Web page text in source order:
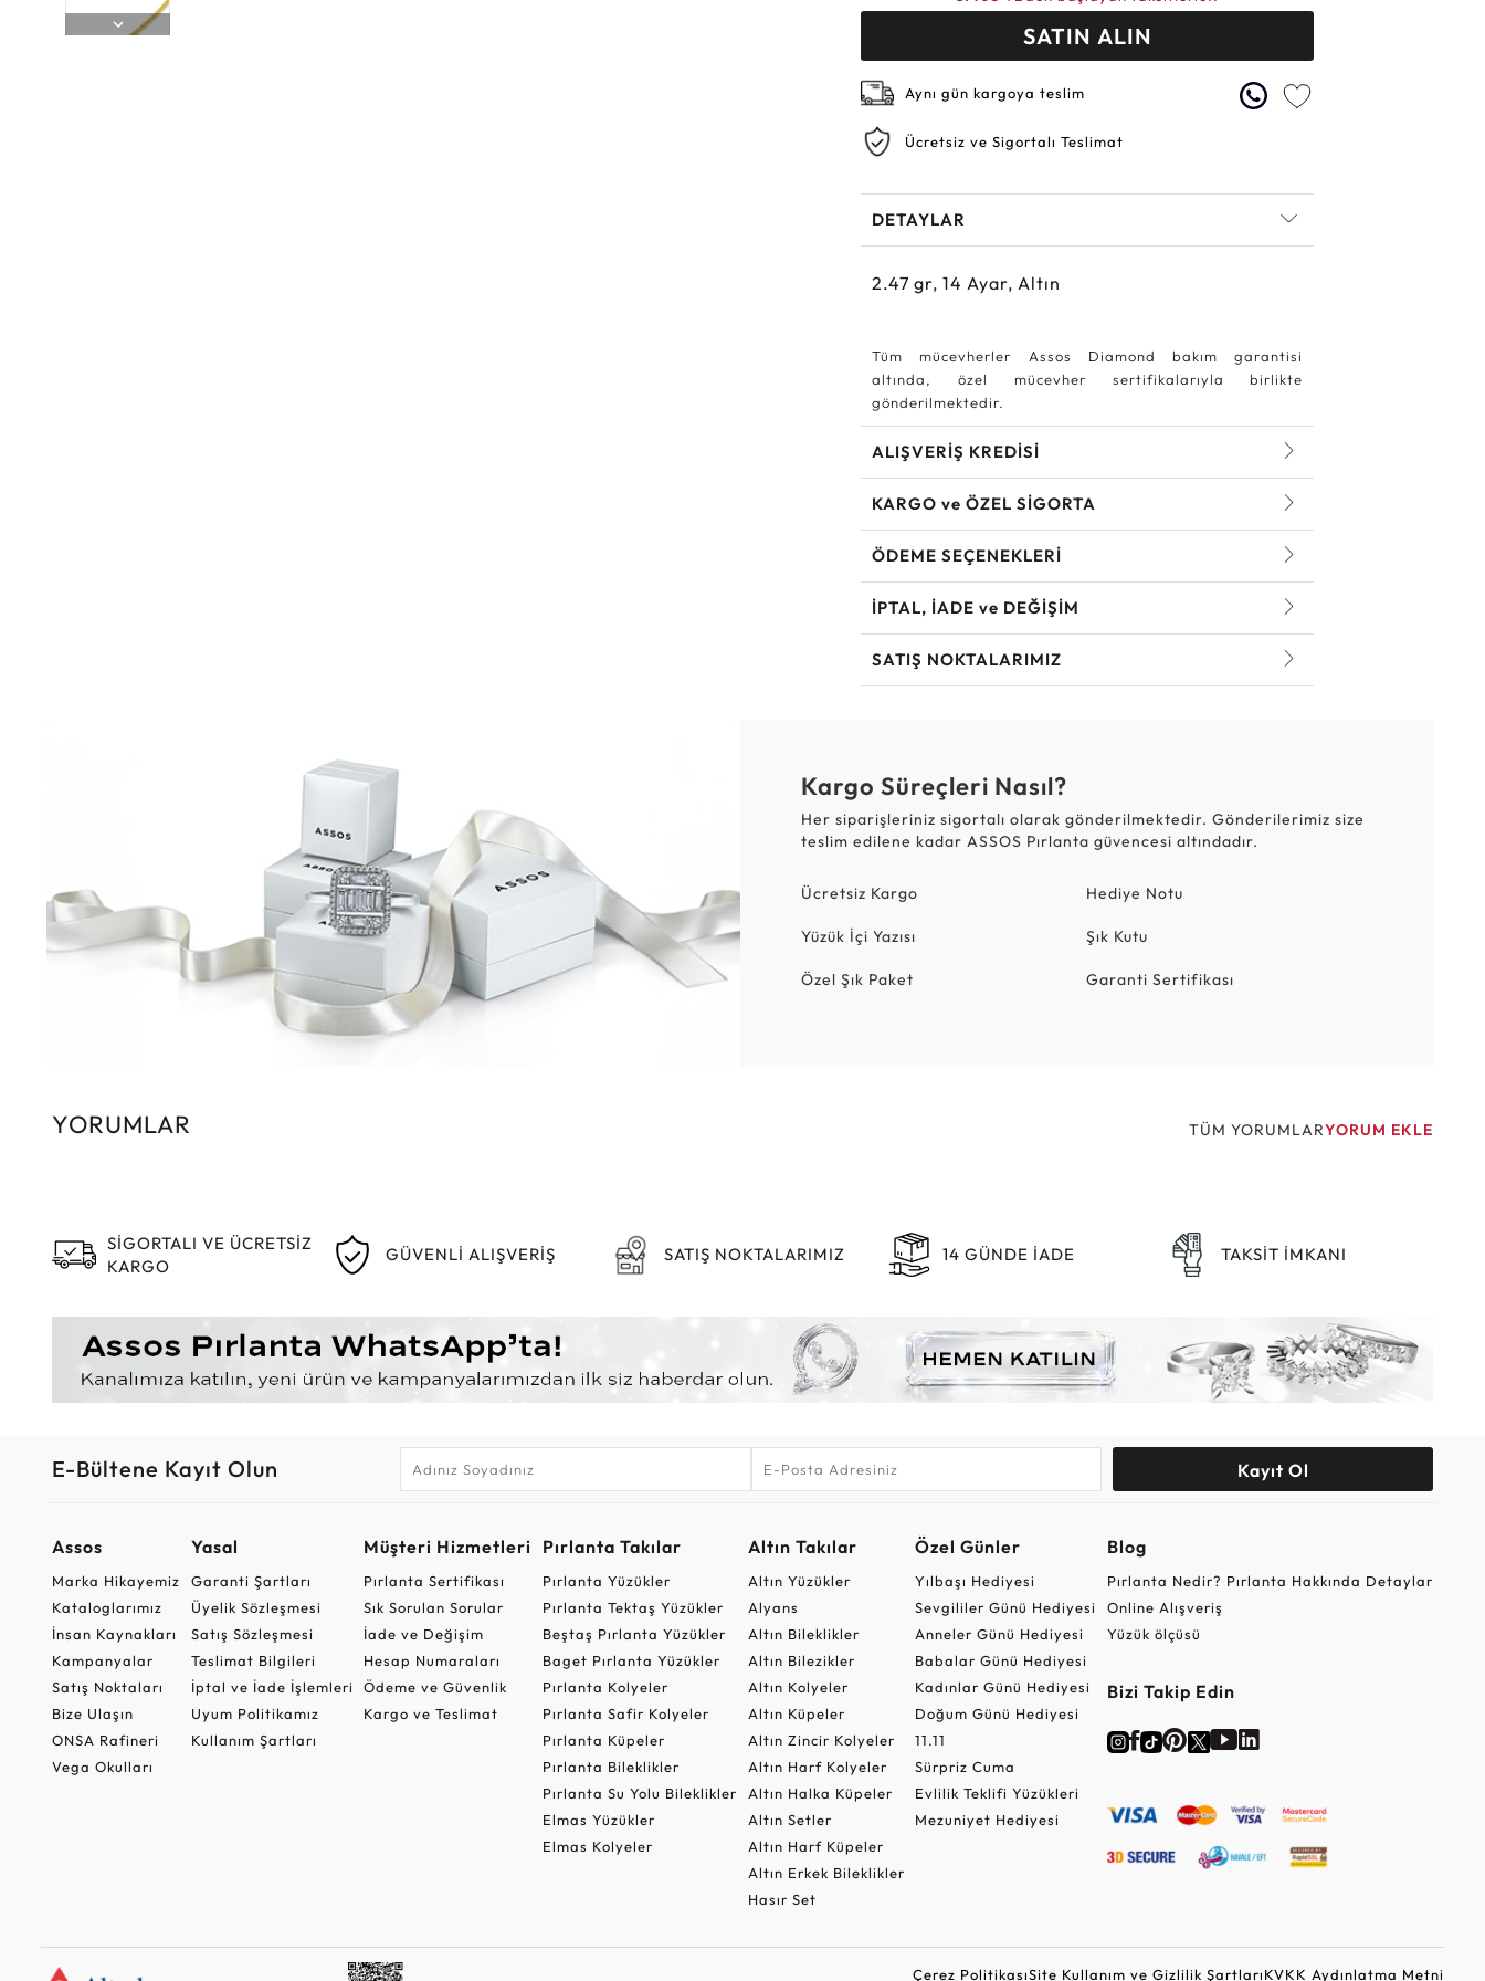
SATIN ALIN
Aynı gün kargoya teslim
Ücretsiz ve Sigortalı Teslimat
DETAYLAR
2.47gr,14Ayar, Altın
Tüm mücevherler Assos Diamond bakım garantisi
altında, özel mücevher sertifikalarıyla birlikte
gönderilmektedir.
ALIŞVERİŞ KREDİSİ
KARGO ve ÖZEL SİGORTA
ÖDEME SEÇENEKLERİ
İPTAL, İADE ve DEĞİŞİM
SATIŞ NOKTALARIMIZ
Kargo Süreçleri Nasıl?
Her siparişleriniz sigortalı olarak gönderilmektedir. Gönderilerimiz size
teslim edilene kadar ASSOS Pırlanta güvencesi altındadır.
Ücretsiz Kargo Hediye Notu
Yüzük İçi Yazısı Şık Kutu
Özel Şık Paket Garanti Sertifikası
YORUMLAR TÜM YORUMLARYORUM EKLE
SİGORTALI VE ÜCRETSİZ
KARGO
GÜVENLİ ALIŞVERİŞ SATIŞ NOKTALARIMIZ 14 GÜNDE İADE TAKSİT İMKANI
E-Bültene Kayıt Olun Kayıt Ol
Assos
Marka Hikayemiz
Kataloglarımız
İnsan Kaynakları
Kampanyalar
Satış Noktaları
Bize Ulaşın
ONSA Rafineri
Vega Okulları
Yasal
Garanti Şartları
Üyelik Sözleşmesi
Satış Sözleşmesi
Teslimat Bilgileri
İptal ve İade İşlemleri
Uyum Politikamız
Kullanım Şartları
Müşteri Hizmetleri
Pırlanta Sertifikası
Sık Sorulan Sorular
İade ve Değişim
Hesap Numaraları
Ödeme ve Güvenlik
Kargo ve Teslimat
Pırlanta Takılar
Pırlanta Yüzükler
Pırlanta Tektaş Yüzükler
Beştaş Pırlanta Yüzükler
Baget Pırlanta Yüzükler
Pırlanta Kolyeler
Pırlanta Safir Kolyeler
Pırlanta Küpeler
Pırlanta Bileklikler
Pırlanta Su Yolu Bileklikler
Elmas Yüzükler
Elmas Kolyeler
Altın Takılar
Altın Yüzükler
Alyans
Altın Bileklikler
Altın Bilezikler
Altın Kolyeler
Altın Küpeler
Altın Zincir Kolyeler
Altın Harf Kolyeler
Altın Halka Küpeler
Altın Setler
Altın Harf Küpeler
Altın Erkek Bileklikler
Hasır Set
Özel Günler
Yılbaşı Hediyesi
Sevgililer Günü Hediyesi
Anneler Günü Hediyesi
Babalar Günü Hediyesi
Kadınlar Günü Hediyesi
Doğum Günü Hediyesi
11.11
Sürpriz Cuma
Evlilik Teklifi Yüzükleri
Mezuniyet Hediyesi
Blog
Pırlanta Nedir? Pırlanta Hakkında Detaylar
Online Alışveriş
Yüzük ölçüsü
Bizi Takip Edin
Çerez PolitikasıSite Kullanım ve Gizlilik ŞartlarıKVKK Aydınlatma Metni